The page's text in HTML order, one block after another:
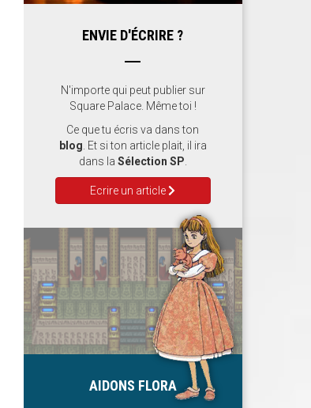
ENVIE D'ÉCRIRE ?
N'importe qui peut publier sur
Square Palace. Même toi !
Ce que tu écris va dans ton
blog . Et si ton article plait, il ira
dans la Sélection SP
Ecrire un article
AIDONS FLORA